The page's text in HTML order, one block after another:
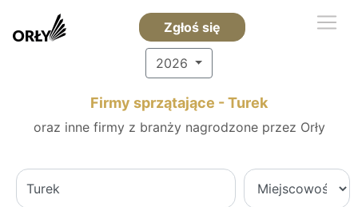
Zgłoś się
2026
Firmy sprzątające - Turek
oraz inne firmy z branży nagrodzone przez Orły